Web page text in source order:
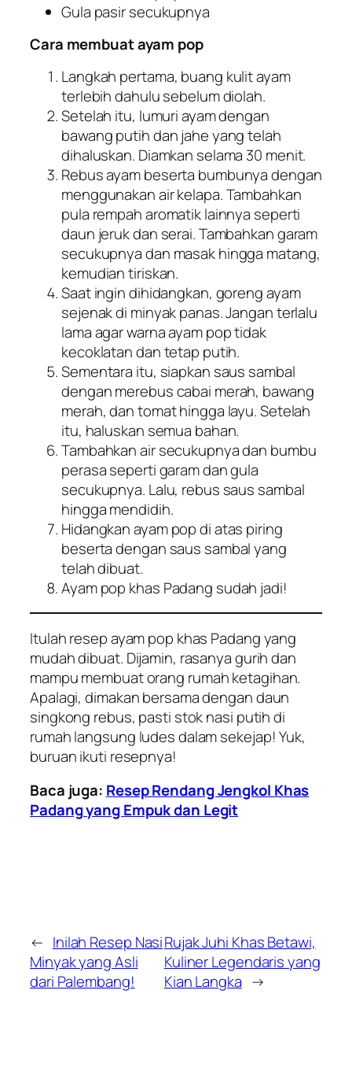
Gula pasir secukupnya
Cara membuat ayam pop
Langkah pertama, buang kulit ayam
terlebih dahulu sebelum diolah.
Setelah itu, lumuri ayam dengan
bawang putih dan jahe yang telah
dihaluskan. Diamkan selama 30 menit.
Rebus ayam beserta bumbunya dengan
menggunakan air kelapa. Tambahkan
pula rempah aromatik lainnya seperti
daun jeruk dan serai. Tambahkan garam
secukupnya dan masak hingga matang,
kemudian tiriskan.
Saat ingin dihidangkan, goreng ayam
sejenak di minyak panas. Jangan terlalu
lama agar warna ayam pop tidak
kecoklatan dan tetap putih.
Sementara itu, siapkan saus sambal
dengan merebus cabai merah, bawang
merah, dan tomat hingga layu. Setelah
itu, haluskan semua bahan.
Tambahkan air secukupnya dan bumbu
perasa seperti garam dan gula
secukupnya. Lalu, rebus saus sambal
hingga mendidih.
Hidangkan ayam pop di atas piring
beserta dengan saus sambal yang
telah dibuat.
Ayam pop khas Padang sudah jadi!
Itulah resep ayam pop khas Padang yang
mudah dibuat. Dijamin, rasanya gurih dan
mampu membuat orang rumah ketagihan.
Apalagi, dimakan bersama dengan daun
singkong rebus, pasti stok nasi putih di
rumah langsung ludes dalam sekejap! Yuk,
buruan ikuti resepnya!
Baca juga: Resep Rendang Jengkol Khas
Padang yang Empuk dan Legit
← Inilah Resep Nasi
Minyak yang Asli
dari Palembang!
Rujak Juhi Khas Betawi,
Kuliner Legendaris yang
Kian Langka →